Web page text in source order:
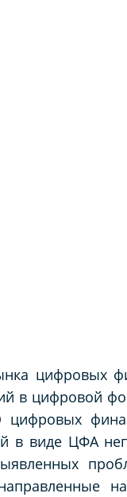
цифровых
в цифровой
в виде ЦФА